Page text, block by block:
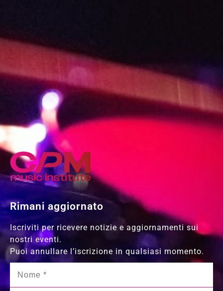
Rimani aggiornato
Iscriviti per ricevere notizie e aggiornamenti sui
nostri eventi.
Puoi annullare l’iscrizione in qualsiasi momento.